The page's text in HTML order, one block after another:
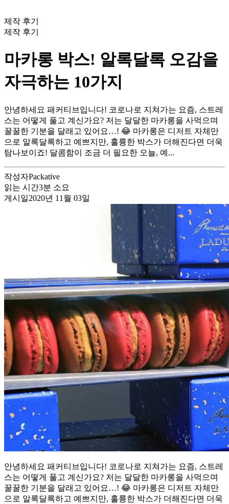
제작 후기
제작 후기
마카롱 박스! 알록달록 오감을
자극하는 10가지
안녕하세요 패커티브입니다! 코로나로 지쳐가는 요즘, 스트레
스는 어떻게 풀고 계신가요? 저는 달달한 마카롱을 사먹으며
꿀꿀한 기분을 달래고 있어요…! 😂 마카롱은 디저트 자체만
으로 알록달록하고 예쁘지만, 훌륭한 박스가 더해진다면 더욱
탐나보이죠! 달콤함이 조금 더 필요한 오늘, 예...
작성자Packative
읽는 시간3분 소요
게시일2020년 11월 03일
안녕하세요 패커티브입니다! 코로나로 지쳐가는 요즘, 스트레
스는 어떻게 풀고 계신가요? 저는 달달한 마카롱을 사먹으며
꿀꿀한 기분을 달래고 있어요…! 😂 마카롱은 디저트 자체만
으로 알록달록하고 예쁘지만, 훌륭한 박스가 더해진다면 더욱